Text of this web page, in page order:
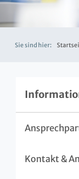
Sie sind hier:
Kontakt &